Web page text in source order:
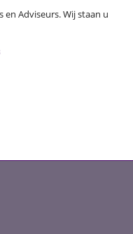
Adviseurs. Wij staan u